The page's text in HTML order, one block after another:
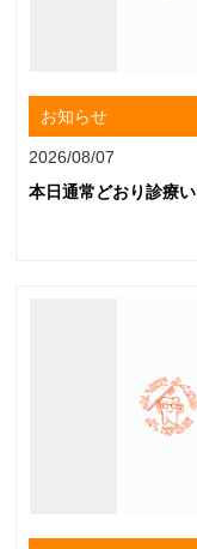
お知らせ
2026/08/07
本日通常どおり診療い